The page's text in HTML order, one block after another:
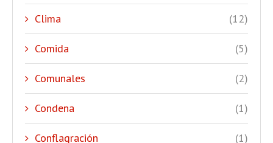
Clima (12)
Comida (5)
Comunales (2)
Condena (1)
Conflagración (1)